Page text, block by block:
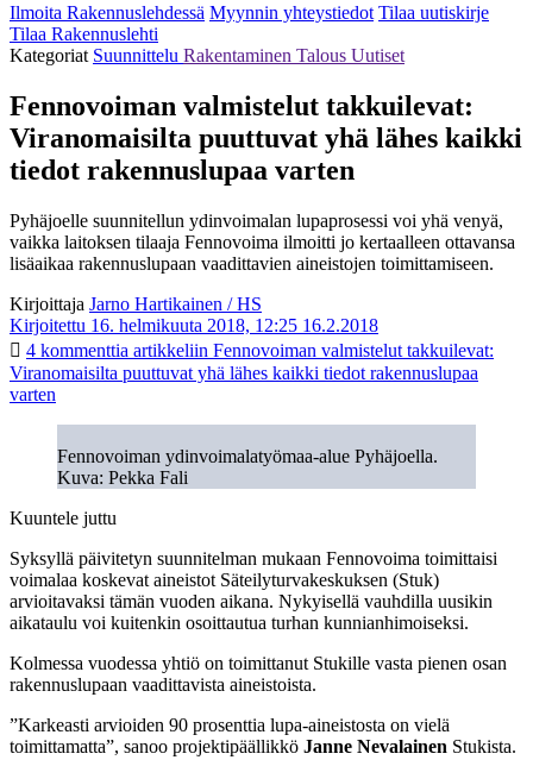
Ilmoita Rakennuslehdessä Myynnin yhteystiedot Tilaa uutiskirje
Tilaa Rakennuslehti
Kategoriat Suunnittelu Rakentaminen Talous Uutiset
Fennovoiman valmistelut takkuilevat:
Viranomaisilta puuttuvat yhä lähes kaikki
tiedot rakennuslupaa varten
Pyhäjoelle suunnitellun ydinvoimalan lupaprosessi voi yhä venyä,
vaikka laitoksen tilaaja Fennovoima ilmoitti jo kertaalleen ottavansa
lisäaikaa rakennuslupaan vaadittavien aineistojen toimittamiseen.
Kirjoittaja Jarno Hartikainen / HS
Kirjoitettu 16. helmikuuta 2018, 12:25 16.2.2018
4 kommenttia artikkeliin Fennovoiman valmistelut takkuilevat:
Viranomaisilta puuttuvat yhä lähes kaikki tiedot rakennuslupaa
varten
Fennovoiman ydinvoimalatyömaa-alue Pyhäjoella.
Kuva: Pekka Fali
Kuuntele juttu
Syksyllä päivitetyn suunnitelman mukaan Fennovoima toimittaisi
voimalaa koskevat aineistot Säteilyturvakeskuksen (Stuk)
arvioitavaksi tämän vuoden aikana. Nykyisellä vauhdilla uusikin
aikataulu voi kuitenkin osoittautua turhan kunnianhimoiseksi.
Kolmessa vuodessa yhtiö on toimittanut Stukille vasta pienen osan
rakennuslupaan vaadittavista aineistoista.
”Karkeasti arvioiden 90 prosenttia lupa-aineistosta on vielä
toimittamatta”, sanoo projektipäällikkö Janne Nevalainen Stukista.